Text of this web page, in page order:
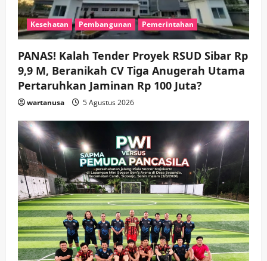
4
Keagamaan Pemerintahan
Pemkab Sidoarjo & Muhammadiyah
Sinergi Permudah Perizinan, Wakaf,
hingga Hibah
wartanusa 4 Agustus 2026
5
Keagamaan Pemerintahan
Wabup Sidoarjo Minta Doa Jamaah
Agar Tetap Amanah Memimpin
wartanusa 4 Agustus 2026
Kesehatan Pembangunan Pemerintahan
PANAS! Kalah Tender Proyek RSUD Sibar Rp
9,9 M, Beranikah CV Tiga Anugerah Utama
Pertaruhkan Jaminan Rp 100 Juta?
wartanusa 5 Agustus 2026